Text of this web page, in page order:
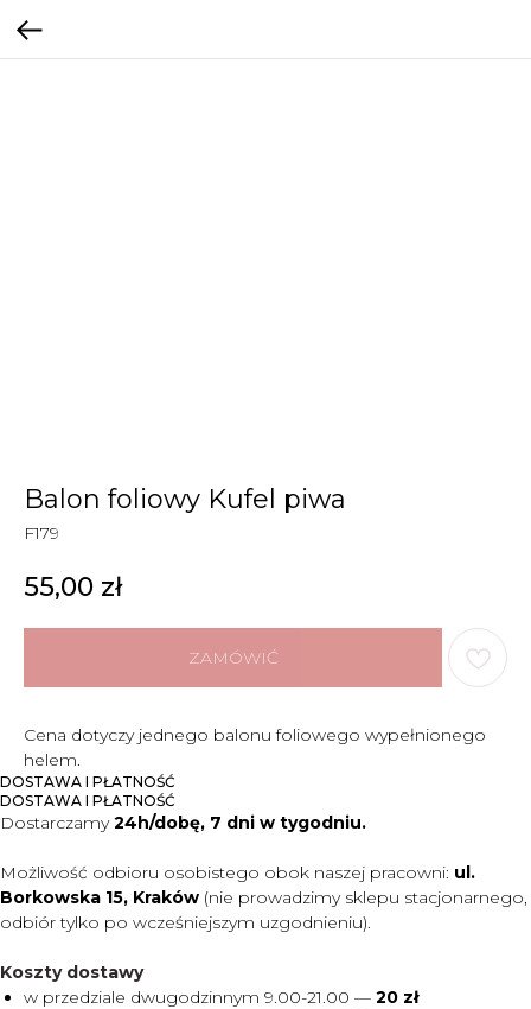
Balon foliowy Kufel piwa
F179
55,00 zł
ZAMÓWIĆ
Cena dotyczy jednego balonu foliowego wypełnionego
helem.
DOSTAWA I PŁATNOŚĆ
DOSTAWA I PŁATNOŚĆ
Dostarczamy24h/dobę, 7 dni w tygodniu.
Możliwość odbioru osobistego obok naszej pracowni: ul.
Borkowska 15, Kraków (nie prowadzimy sklepu stacjonarnego,
odbiór tylko po wcześniejszym uzgodnieniu).
Koszty dostawy
w przedziale dwugodzinnym 9.00-21.00 — 20 zł